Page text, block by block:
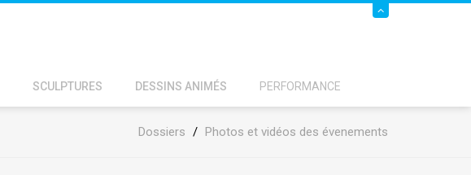
SCULPTURES DESSINS ANIMÉS PERFORMANCE
Dossiers / Photos et vidéos des évenements